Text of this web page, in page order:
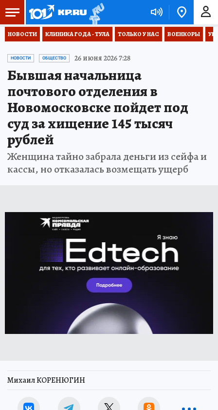
НОВОСТИ КЛИНИКА ГОДА - ТУЛА ТОЛЬКО У НАС ВОЕНКОРЫ
НОВОСТИ ОБЩЕСТВО 26 июня 2026 7:28
Бывшая начальница
почтового отделения в
Новомосковске пойдет под
суд за хищение 145 тысяч
рублей
Женщина тайно забрала деньги из сейфа и
кассы, но отказалась возмещать ущерб
Михаил КОРЕНЮГИН